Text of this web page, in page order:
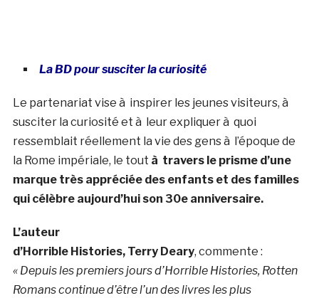
La BD pour susciter la curiosité
Le partenariat vise à inspirer les jeunes visiteurs, à
susciter la curiosité et à leur expliquer à quoi
ressemblait réellement la vie des gens à l’époque de
la Rome impériale, le tout à travers le prisme d’une
marque très appréciée des enfants et des familles
qui célèbre aujourd’hui son 30e anniversaire.
L’auteur
d’Horrible Histories, Terry Deary, commente :
« Depuis les premiers jours d’Horrible Histories, Rotten
Romans continue d’être l’un des livres les plus